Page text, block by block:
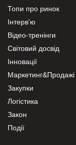
Топи про ринок
Інтерв’ю
Відео-тренінги
Світовий досвід
Інновації
Маркетинг&Продажі
Закупки
Логістика
Закон
Події